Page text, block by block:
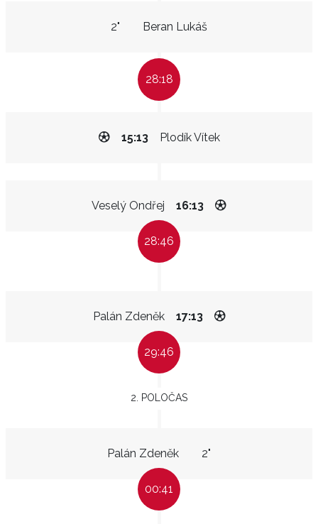
Beran Lukáš
2"
28:18
Plodík Vítek
15:13
Veselý Ondřej 16:13
28:46
Palán Zdeněk 17:13
29:46
2. POLOČAS
Palán Zdeněk 2"
00:41